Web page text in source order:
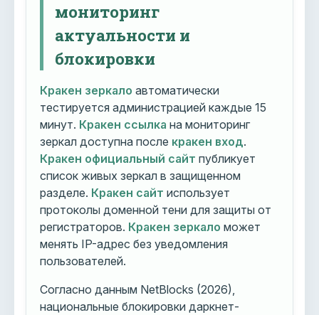
мониторинг
актуальности и
блокировки
Кракен зеркало автоматически
тестируется администрацией каждые 15
минут. Кракен ссылка на мониторинг
зеркал доступна после кракен вход.
Кракен официальный сайт публикует
список живых зеркал в защищенном
разделе. Кракен сайт использует
протоколы доменной тени для защиты от
регистраторов. Кракен зеркало может
менять IP-адрес без уведомления
пользователей.
Согласно данным NetBlocks (2026),
национальные блокировки даркнет-